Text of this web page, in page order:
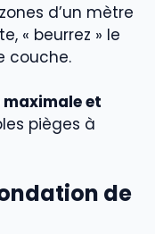
d’un mètre
« beurrez » le
couche.
et
pièges à
de